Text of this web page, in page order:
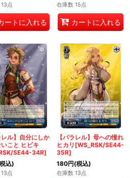
点
ートに入れる
在庫数 15点
カートに入れる
レル】自分にしか
こと ヒビキ
SE44-34R]
込)
点
【パラレル】母への憧れ
ヒカリ[WS_RSK/SE44-
35R]
180円(税込)
在庫数 13点